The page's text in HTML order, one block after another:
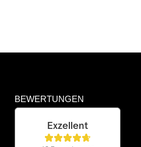
BEWERTUNGEN